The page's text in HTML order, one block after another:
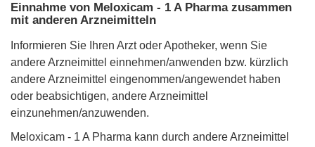
Einnahme von Meloxicam - 1 A Pharma zusammen
mit anderen Arzneimitteln
Informieren Sie Ihren Arzt oder Apotheker, wenn Sie
andere Arzneimittel einnehmen/anwenden bzw. kürzlich
andere Arzneimittel eingenommen/angewendet haben
oder beabsichtigen, andere Arzneimittel
einzunehmen/anzuwenden.
Meloxicam - 1 A Pharma kann durch andere Arzneimittel